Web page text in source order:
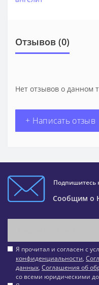
Отзывов (0)
Нет отзывов о данном
+ Написать отзыв
Подпишитесь
Сообщим о
Я прочитал и согласен с
конфиденциальности,
данных, Соглашения об
со всеми юридическими